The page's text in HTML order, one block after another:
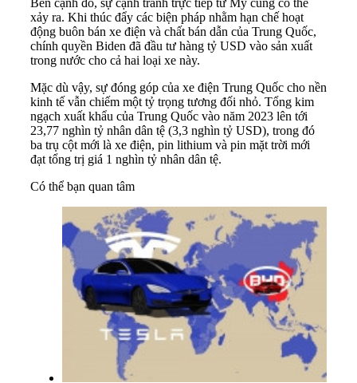
xảy ra. Khi thúc đẩy các biện pháp nhằm hạn chế hoạt
động buôn bán xe điện và chất bán dẫn của Trung Quốc,
chính quyền Biden đã đầu tư hàng tỷ USD vào sản xuất
trong nước cho cả hai loại xe này.
Mặc dù vậy, sự đóng góp của xe điện Trung Quốc cho nền
kinh tế vẫn chiếm một tỷ trọng tương đối nhỏ. Tổng kim
ngạch xuất khẩu của Trung Quốc vào năm 2023 lên tới
23,77 nghìn tỷ nhân dân tệ (3,3 nghìn tỷ USD), trong đó
ba trụ cột mới là xe điện, pin lithium và pin mặt trời mới
đạt tổng trị giá 1 nghìn tỷ nhân dân tệ.
Có thể bạn quan tâm